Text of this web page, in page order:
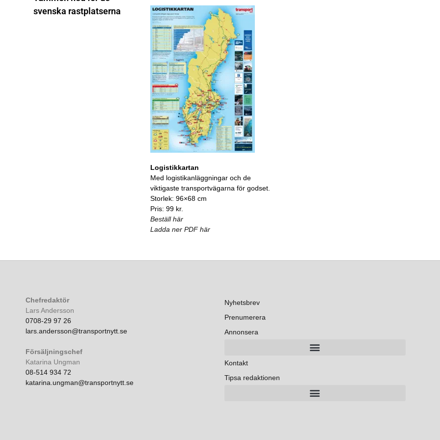
svenska rastplatserna
Logistikkartan
Med logistikanläggningar och de
viktigaste transportvägarna för godset.
Storlek: 96×68 cm
Pris: 99 kr.
Beställ här
Ladda ner PDF här
Chefredaktör
Lars Andersson
0708-29 97 26
lars.andersson@transportnytt.se
Försäljningschef
Katarina Ungman
08-514 934 72
katarina.ungman@transportnytt.se
Nyhetsbrev
Prenumerera
Annonsera
Kontakt
Tipsa redaktionen